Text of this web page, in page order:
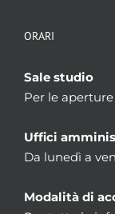
ORARI
Sale studio
Per le
Uffici
Da lunedì a
Modalità di